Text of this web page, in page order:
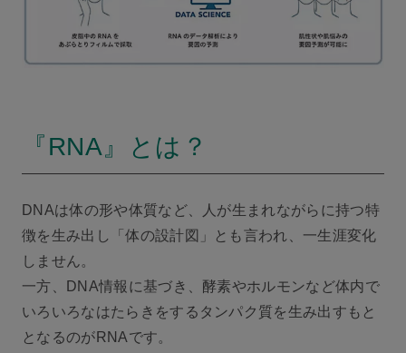
『RNA』とは？
DNAは体の形や体質など、人が生まれながらに持つ特
徴を生み出し「体の設計図」とも言われ、一生涯変化
しません。
一方、DNA情報に基づき、酵素やホルモンなど体内で
いろいろなはたらきをするタンパク質を生み出すもと
となるのがRNAです。